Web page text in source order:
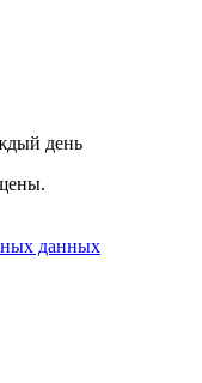
день
данных